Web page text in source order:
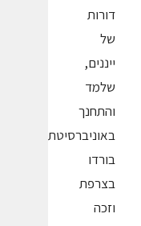
דורות
של
ייננים,
שלמד
והתחנך
באוניברסיטת
בורדו
בצרפת
וזכה